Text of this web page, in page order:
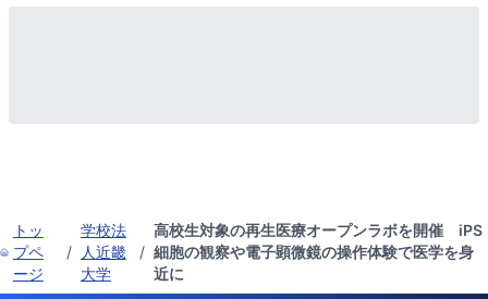
トッ
プペ
ージ
/
学校法
人近畿
大学
/
高校生対象の再生医療オープンラボを開催 iPS
細胞の観察や電子顕微鏡の操作体験で医学を身
近に